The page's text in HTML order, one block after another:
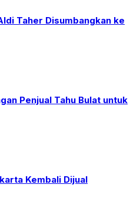
Taher Disumbangkan ke
Penjual Tahu Bulat untuk
Kembali Dijual